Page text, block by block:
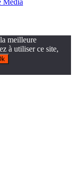
meilleure
à utiliser ce site,